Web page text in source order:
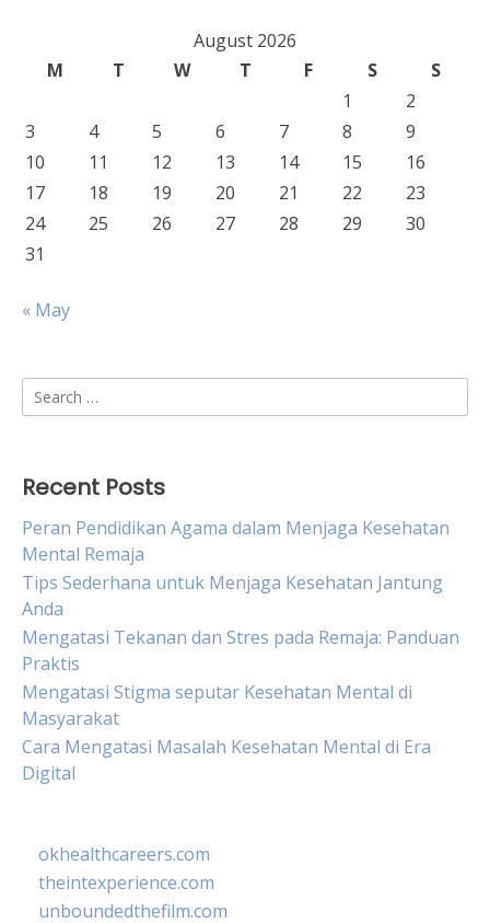
August 2026
M
T W T F S
S
1
2
3
4 5 6 7 8
9
10
11 12 13 14 15
16
17
18 19 20 21 22
23
24
25 26 27 28 29
30
31
« May
Search
for:
Recent Posts
Peran Pendidikan Agama dalam Menjaga Kesehatan
Mental Remaja
Tips Sederhana untuk Menjaga Kesehatan Jantung
Anda
Mengatasi Tekanan dan Stres pada Remaja: Panduan
Praktis
Mengatasi Stigma seputar Kesehatan Mental di
Masyarakat
Cara Mengatasi Masalah Kesehatan Mental di Era
Digital
okhealthcareers.com
theintexperience.com
unboundedthefilm.com